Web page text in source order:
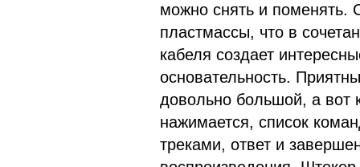
можно снять и поменять.
пластмассы, что в
кабеля создает
основательность.
довольно большой, а вот
нажимается, список
треками, ответ и